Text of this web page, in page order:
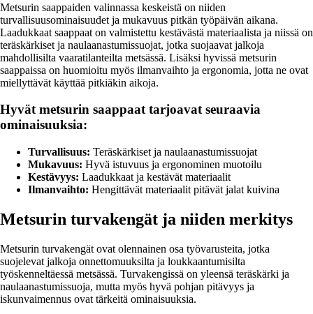
Metsurin saappaiden valinnassa keskeistä on niiden
turvallisuusominaisuudet ja mukavuus pitkän työpäivän aikana.
Laadukkaat saappaat on valmistettu kestävästä materiaalista ja niissä on
teräskärkiset ja naulaanastumissuojat, jotka suojaavat jalkoja
mahdollisilta vaaratilanteilta metsässä. Lisäksi hyvissä metsurin
saappaissa on huomioitu myös ilmanvaihto ja ergonomia, jotta ne ovat
miellyttävät käyttää pitkiäkin aikoja.
Hyvät metsurin saappaat tarjoavat seuraavia
ominaisuuksia:
Turvallisuus: Teräskärkiset ja naulaanastumissuojat
Mukavuus: Hyvä istuvuus ja ergonominen muotoilu
Kestävyys: Laadukkaat ja kestävät materiaalit
Ilmanvaihto: Hengittävät materiaalit pitävät jalat kuivina
Metsurin turvakengät ja niiden merkitys
Metsurin turvakengät ovat olennainen osa työvarusteita, jotka
suojelevat jalkoja onnettomuuksilta ja loukkaantumisilta
työskenneltäessä metsässä. Turvakengissä on yleensä teräskärki ja
naulaanastumissuoja, mutta myös hyvä pohjan pitävyys ja
iskunvaimennus ovat tärkeitä ominaisuuksia.